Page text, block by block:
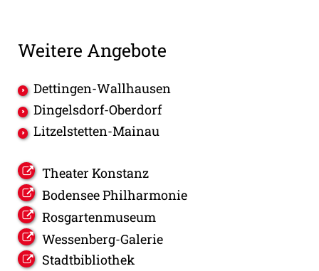
Weitere Angebote
Dettingen-Wallhausen
Dingelsdorf-Oberdorf
Litzelstetten-Mainau
Theater Konstanz
Bodensee Philharmonie
Rosgartenmuseum
Wessenberg-Galerie
Stadtbibliothek